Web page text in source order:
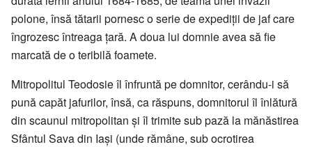
polone, însă tătarii pornesc o serie de expediții de jaf care
îngrozesc întreaga țară. A doua lui domnie avea să fie
marcată de o teribilă foamete.
Mitropolitul Teodosie îl înfruntă pe domnitor, cerându-i să
pună capăt jafurilor, însă, ca răspuns, domnitorul îl înlătură
din scaunul mitropolitan și îl trimite sub pază la mănăstirea
Sfântul Sava din Iași (unde rămâne, sub ocrotirea